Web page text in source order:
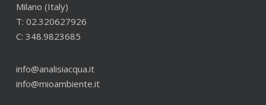
Milano (Italy)
T: 02.320627926
C: 348.9823685
info@analisiacqua.it
info@mioambiente.it